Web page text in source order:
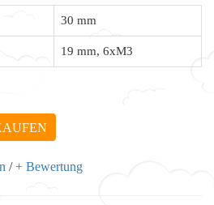
30 mm
19 mm, 6xM3
/+ Bewertung